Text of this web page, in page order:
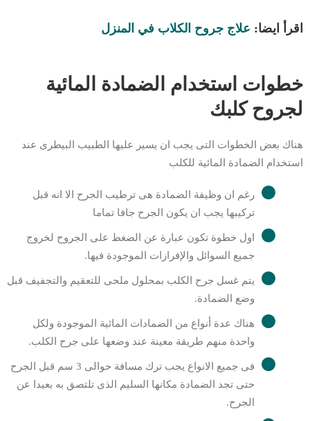
اقرأ ايضا: علاج جروح الكلاب في المنزل
خطوات استخدام الضمادة المائية
لجروح كلبك
هناك بعض الخطوات التى يجب ان يسير عليها الطبيب البيطرى عند
استخدام الضمادة المائية للكلب
رغم ان وظيفة الضمادة هى ترطيب الجرح الا انه قبل
تركيبها يجب ان يكون الجرح جافا تماما
اول خطوة تكون عبارة عن الضغط على الجروح لخروج
جميع السوائل والإفرازات الموجودة فيها.
يتم غسل جرح الكلب بمحلول ملحى للتعقيم والتجفيف قبل
وضع الضمادة.
هناك عدة أنواع من الضمادات المائية الموجودة ولكل
واحدة منهم طريقة معينة عند وضعها على جرح الكلب.
فى جميع الانواع يجب ترك مسافة حوالى 3 سم قبل الجرح
حتى تجد الضمادة مكانها السليم الذى تلتصق به بعيدا عن
الجرح.